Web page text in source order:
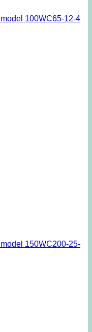
100WC65-12-4
150WC200-25-